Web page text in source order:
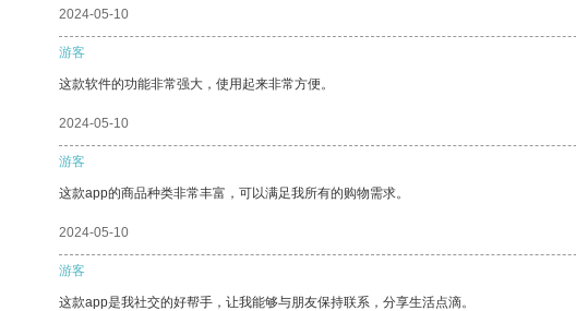
2024-05-10
游客
这款软件的功能非常强大，使用起来非常方便。
2024-05-10
游客
这款app的商品种类非常丰富，可以满足我所有的购物需求。
2024-05-10
游客
这款app是我社交的好帮手，让我能够与朋友保持联系，分享生活点滴。